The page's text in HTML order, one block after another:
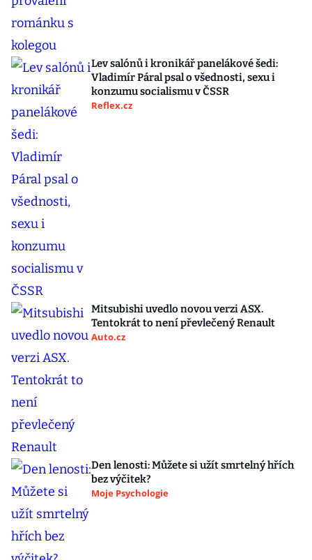
Lev salónů i kronikář panelákové šedi:
Vladimír Páral psal o všednosti, sexu i
konzumu socialismu v ČSSR
Reflex.cz
Mitsubishi uvedlo novou verzi ASX.
Tentokrát to není převlečený Renault
Auto.cz
Den lenosti: Můžete si užít smrtelný hřích
bez výčitek?
Moje Psychologie